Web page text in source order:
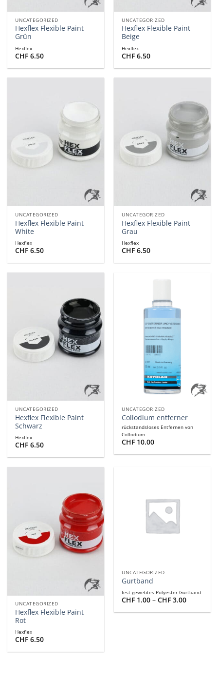
UNCATEGORIZED
Hexflex Flexible Paint
Grün
Hexflex
CHF 6.50
UNCATEGORIZED
Hexflex Flexible Paint
Beige
Hexflex
CHF 6.50
UNCATEGORIZED
Hexflex Flexible Paint
White
Hexflex
CHF 6.50
UNCATEGORIZED
Hexflex Flexible Paint
Grau
Hexflex
CHF 6.50
UNCATEGORIZED
Hexflex Flexible Paint
Schwarz
Hexflex
CHF 6.50
UNCATEGORIZED
Collodium entferner
rückstandsloses Entfernen von
Collodium
CHF 10.00
UNCATEGORIZED
Hexflex Flexible Paint
Rot
Hexflex
CHF 6.50
UNCATEGORIZED
Gurtband
fest gewebtes Polyester Gurtband
CHF 1.00 –CHF 3.00
bis